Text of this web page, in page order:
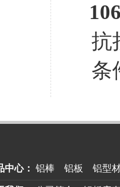
抗
条
中心： 铝棒 铝板 铝型